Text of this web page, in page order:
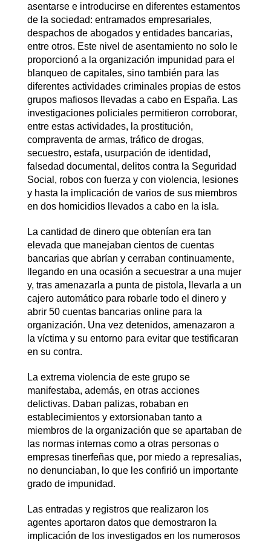
asentarse e introducirse en diferentes estamentos
de la sociedad: entramados empresariales,
despachos de abogados y entidades bancarias,
entre otros. Este nivel de asentamiento no solo le
proporcionó a la organización impunidad para el
blanqueo de capitales, sino también para las
diferentes actividades criminales propias de estos
grupos mafiosos llevadas a cabo en España. Las
investigaciones policiales permitieron corroborar,
entre estas actividades, la prostitución,
compraventa de armas, tráfico de drogas,
secuestro, estafa, usurpación de identidad,
falsedad documental, delitos contra la Seguridad
Social, robos con fuerza y con violencia, lesiones
y hasta la implicación de varios de sus miembros
en dos homicidios llevados a cabo en la isla.
La cantidad de dinero que obtenían era tan
elevada que manejaban cientos de cuentas
bancarias que abrían y cerraban continuamente,
llegando en una ocasión a secuestrar a una mujer
y, tras amenazarla a punta de pistola, llevarla a un
cajero automático para robarle todo el dinero y
abrir 50 cuentas bancarias online para la
organización. Una vez detenidos, amenazaron a
la víctima y su entorno para evitar que testificaran
en su contra.
La extrema violencia de este grupo se
manifestaba, además, en otras acciones
delictivas. Daban palizas, robaban en
establecimientos y extorsionaban tanto a
miembros de la organización que se apartaban de
las normas internas como a otras personas o
empresas tinerfeñas que, por miedo a represalias,
no denunciaban, lo que les confirió un importante
grado de impunidad.
Las entradas y registros que realizaron los
agentes aportaron datos que demostraron la
implicación de los investigados en los numerosos